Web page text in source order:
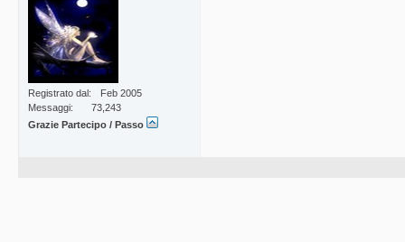
Registrato dal
Feb 2005
Messaggi
73,243
Grazie Partecipo / Passo